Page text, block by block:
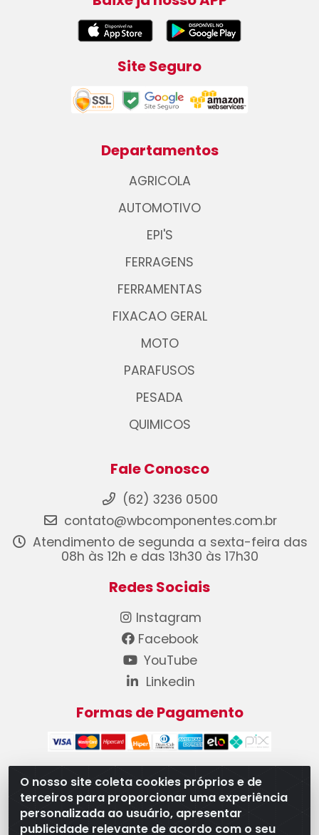
O nosso site coleta cookies próprios e de
terceiros para proporcionar uma experiência
personalizada ao usuário, apresentar
publicidade relevante de acordo com o seu
Site Seguro
Departamentos
AGRICOLA
AUTOMOTIVO
EPI'S
FERRAGENS
FERRAMENTAS
FIXACAO GERAL
MOTO
PARAFUSOS
PESADA
QUIMICOS
Fale Conosco
(62) 3236 0500
contato@wbcomponentes.com.br
Atendimento de segunda a sexta-feira das
08h às 12h e das 13h30 às 17h30
Redes Sociais
Instagram
Facebook
YouTube
Linkedin
Formas de Pagamento
WB Componentes Automotivos LTDA - CNPJ
08.528.393/0001-12 - Rua do Níquel, 667 - Parque
Oeste Industrial, Goiânia/GO - CEP 74375-660